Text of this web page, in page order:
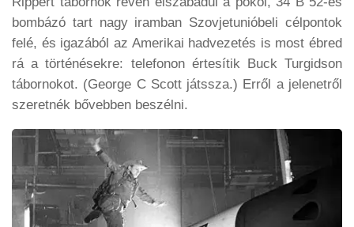
bombázó tart nagy iramban Szovjetunióbeli célpontok
felé, és igazából az Amerikai hadvezetés is most ébred
rá a történésekre: telefonon értesítik Buck Turgidson
tábornokot. (George C Scott játssza.) Erről a jelenetről
szeretnék bővebben beszélni.